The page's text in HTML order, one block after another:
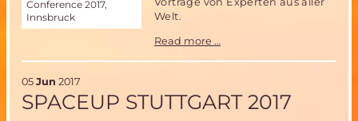
Conference 2017,
Innsbruck
Welt.
Read more …
05 Jun 2017
SPACEUP STUTTGART 2017